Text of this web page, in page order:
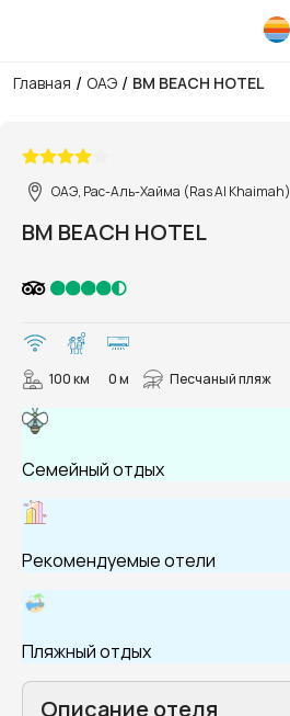
Главная / ОАЭ / BM BEACH HOTEL
ОАЭ, Рас-Аль-Хайма (Ras Al Khaimah)
BM BEACH HOTEL
100 км 0 м Песчаный пляж
Семейный отдых
Рекомендуемые отели
Пляжный отдых
Описание отеля